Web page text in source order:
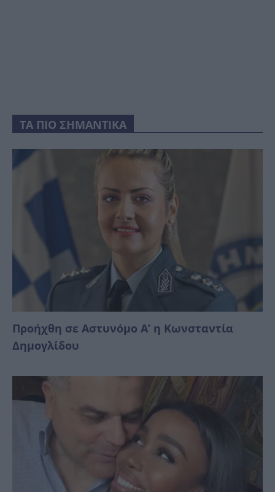
ΤΑ ΠΙΟ ΣΗΜΑΝΤΙΚΑ
Προήχθη σε Αστυνόμο Α’ η Κωνσταντία
Δημογλίδου